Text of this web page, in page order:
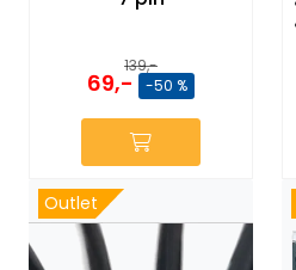
139,-
69,- -50 %
Outlet
Båtpleie/Opplag
Seil
Outlet
Kampanje